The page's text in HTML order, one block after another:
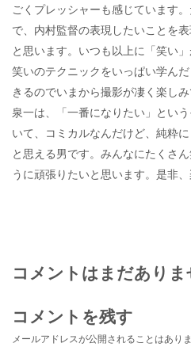
ごくプレッシャーも感じています
で、内村監督の表現したいことを
と思います。いつも以上に「笑い
笑いのテクニックをいっぱい学ん
きるのでいまから撮影が凄く楽しみ
泉一は、「一番になりたい」とい
いて、コミカルなんだけど、純粋
と思える男です。みんなにたくさ
うに頑張りたいと思います。是非
コメントはまだありま
コメントを残す
メールアドレスが公開されることはありま